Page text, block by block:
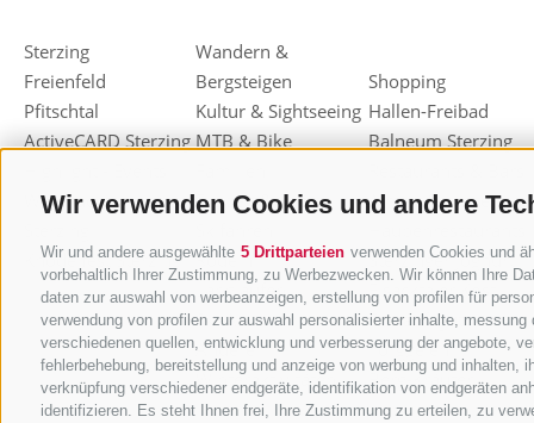
Wir verwenden Cookies und andere
Wir und andere ausgewählte 5 Drittparteien verwenden Cookies und
vorbehaltlich Ihrer Zustimmung, zu Werbezwecken. Wir können Ihre
daten zur auswahl von werbeanzeigen, erstellung von profilen für
verwendung von profilen zur auswahl personalisierter inhalte,
verschiedenen quellen, entwicklung und verbesserung der angebote,
fehlerbehebung, bereitstellung und anzeige von werbung und
verknüpfung verschiedener endgeräte, identifikation von endgeräten
identifizieren. Es steht Ihnen frei, Ihre Zustimmung zu erteilen, zu
Sterzing
Freienfeld
Pfitschtal
ActiveCARD Sterzing
Weihnachtsmarkt
Knödelfest Sterzing
Wandern &
Bergsteigen
Kultur & Sightseeing
MTB & Bike
Freizeit & Sport
Rodeln
Langlaufen
Ski-Alpinismus
Andere
Winteraktivitäten
Shopping
Hallen-Freibad
Balneum Sterzing
Almen & Hütten
Sterzinger Joghurt
Eisacktaler Kost
Einkaufsgutscheine
Törggelen
Berg-Kräuter